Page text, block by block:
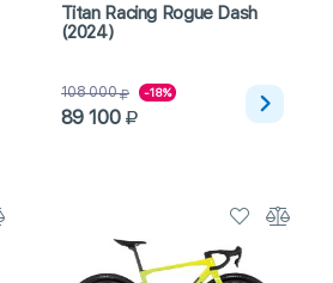
Titan Racing Rogue Dash
(2024)
108 000 -18%
89 100